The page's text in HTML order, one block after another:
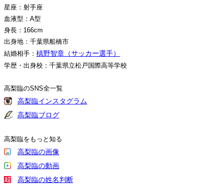
星座：射手座
血液型：A型
身長：166cm
出身地：千葉県船橋市
結婚相手： 槙野智章（サッカー選手）
学歴・出身校：千葉県立松戸国際高等学校
高梨臨のSNS全一覧
高梨臨インスタグラム
高梨臨ブログ
高梨臨をもっと知る
高梨臨の画像
高梨臨の動画
高梨臨の姓名判断